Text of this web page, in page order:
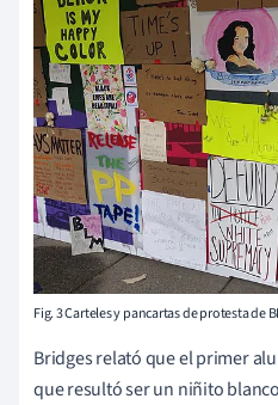
Fig. 3 Carteles y pancartas de protesta de
Bridges relató que el primer
que resultó ser un niñito